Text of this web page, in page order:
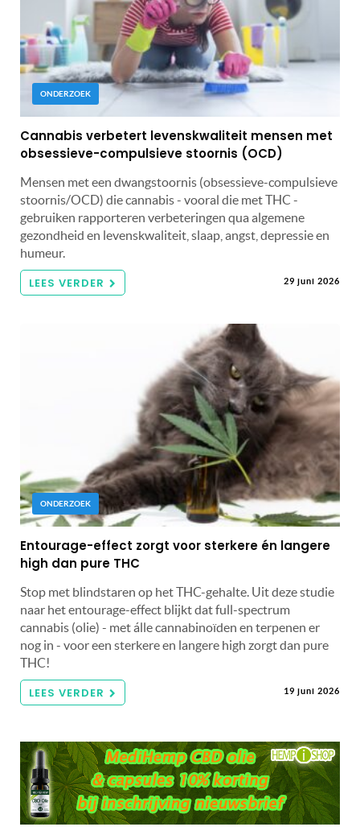
ONDERZOEK
Cannabis verbetert levenskwaliteit mensen met
obsessieve-compulsieve stoornis (OCD)
Mensen met een dwangstoornis (obsessieve-compulsieve
stoornis/OCD) die cannabis - vooral die met THC -
gebruiken rapporteren verbeteringen qua algemene
gezondheid en levenskwaliteit, slaap, angst, depressie en
humeur.
LEES VERDER 29 juni 2026
ONDERZOEK
Entourage-effect zorgt voor sterkere én langere
high dan pure THC
Stop met blindstaren op het THC-gehalte. Uit deze studie
naar het entourage-effect blijkt dat full-spectrum
cannabis (olie) - met álle cannabinoïden en terpenen er
nog in - voor een sterkere en langere high zorgt dan pure
THC!
LEES VERDER 19 juni 2026